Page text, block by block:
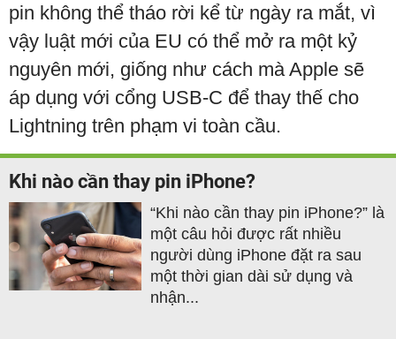
pin không thể tháo rời kể từ ngày ra mắt, vì
vậy luật mới của EU có thể mở ra một kỷ
nguyên mới, giống như cách mà Apple sẽ
áp dụng với cổng USB-C để thay thế cho
Lightning trên phạm vi toàn cầu.
Khi nào cần thay pin iPhone?
“Khi nào cần thay pin iPhone?” là
một câu hỏi được rất nhiều
người dùng iPhone đặt ra sau
một thời gian dài sử dụng và
nhận...